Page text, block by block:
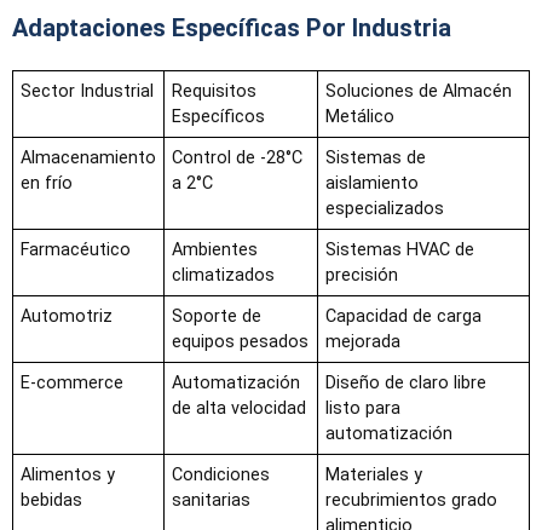
Adaptaciones Específicas Por Industria
Sector Industrial
Requisitos
Específicos
Soluciones de Almacén
Metálico
Almacenamiento
en frío
Control de -28°C
a 2°C
Sistemas de
aislamiento
especializados
Farmacéutico
Ambientes
climatizados
Sistemas HVAC de
precisión
Automotriz
Soporte de
equipos pesados
Capacidad de carga
mejorada
E-commerce
Automatización
de alta velocidad
Diseño de claro libre
listo para
automatización
Alimentos y
bebidas
Condiciones
sanitarias
Materiales y
recubrimientos grado
alimenticio